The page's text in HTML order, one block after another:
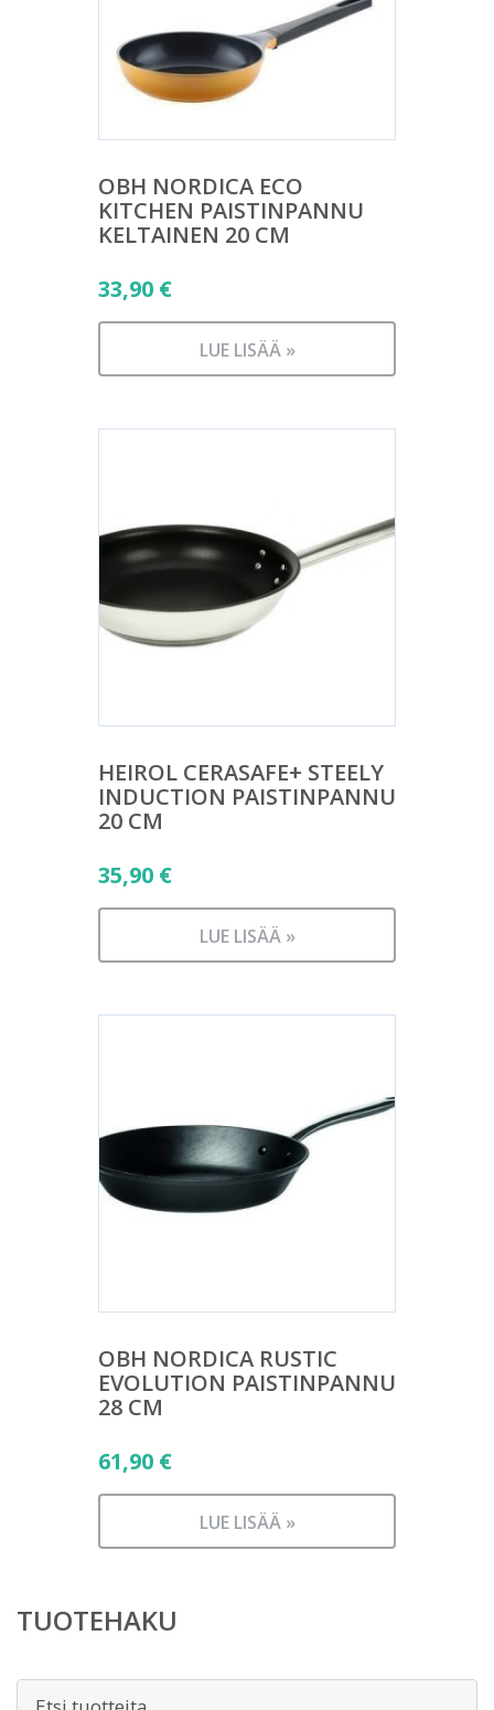
OBH NORDICA ECO
KITCHEN PAISTINPANNU
KELTAINEN 20 CM
33,90 €
LUE LISÄÄ »
HEIROL CERASAFE+ STEELY
INDUCTION PAISTINPANNU
20 CM
35,90 €
LUE LISÄÄ »
OBH NORDICA RUSTIC
EVOLUTION PAISTINPANNU
28 CM
61,90 €
LUE LISÄÄ »
TUOTEHAKU
Etsi: